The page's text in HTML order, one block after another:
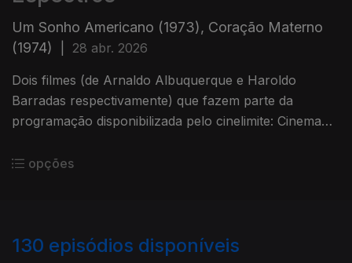
Um Sonho Americano (1973), Coração Materno
(1974)
28 abr. 2026
Dois filmes (de Arnaldo Albuquerque e Haroldo
Barradas respectivamente) que fazem parte da
programação disponibilizada pelo cinelimite: Cinema
opções
130 episódios disponíveis